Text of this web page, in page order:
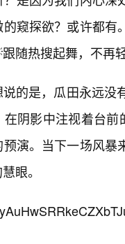
窥探欲？或许都
随热搜起舞，不再
的是，瓜田永远没
阴影中注视着台
演。当下一场风
眼。